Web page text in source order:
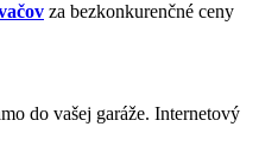
za bezkonkurenčné ceny
do vašej garáže. Internetový